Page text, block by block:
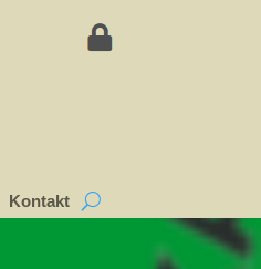
Kontakt